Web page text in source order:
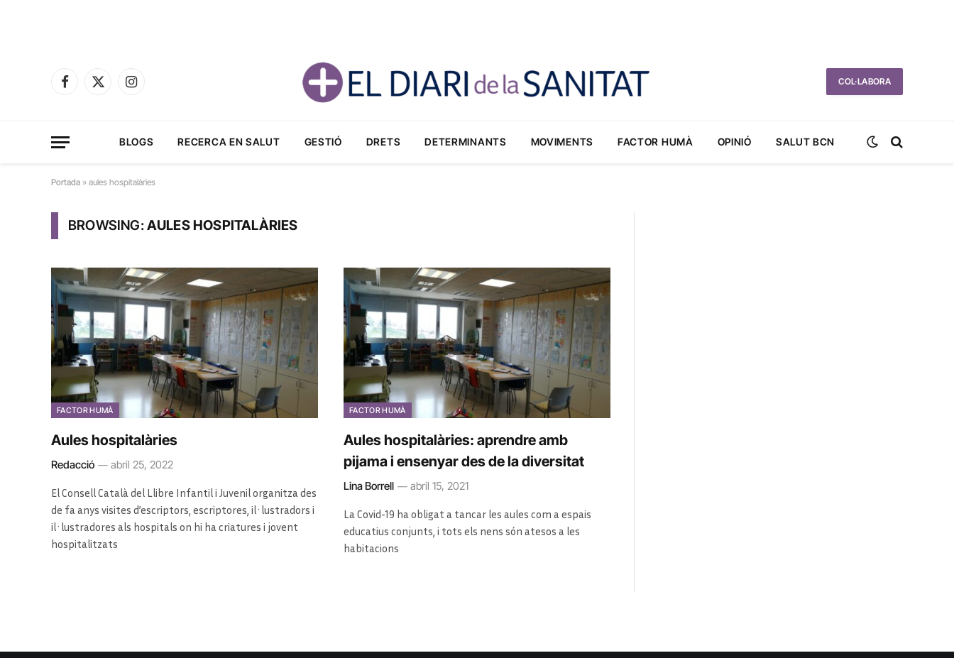
Facebook
X
Instagram
COL·LABORA
BLOGS RECERCA EN SALUT GESTIÓ DRETS DETERMINANTS MOVIMENTS FACTOR HUMÀ OPINIÓ SALUT BCN
Portada » aules hospitalàries
BROWSING:AULES HOSPITALÀRIES
FACTOR HUMÀ
Aules hospitalàries
Redacció abril 25, 2022
El Consell Català del Llibre Infantil i Juvenil organitza des
de fa anys visites d’escriptors, escriptores, il·lustradors i
il·lustradores als hospitals on hi ha criatures i jovent
hospitalitzats
FACTOR HUMÀ
Aules hospitalàries: aprendre amb
pijama i ensenyar des de la diversitat
Lina Borrell abril 15, 2021
La Covid-19 ha obligat a tancar les aules com a espais
educatius conjunts, i tots els nens són atesos a les
habitacions